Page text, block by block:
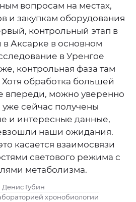
вопросам на местах,
и закупкам оборудования
контрольный этап в
в Аксарке в основном
в Уренгое
контрольная фаза там
обработка большей
впереди, можно уверенно
уже сейчас получены
и интересные данные,
наши ожидания.
касается взаимосвязи
светового режима с
метаболизма.
Денис Губин
хронобиологии